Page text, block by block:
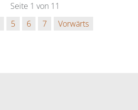
Seite 1 von 11
5 6 7
Vorwärts